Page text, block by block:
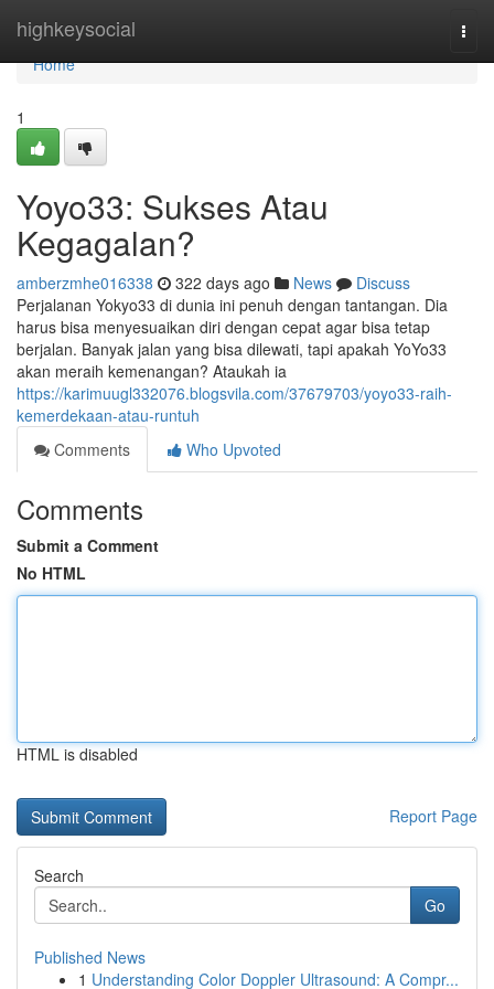
highkeysocial
Home
Home
1
Yoyo33: Sukses Atau
Kegagalan?
amberzmhe016338 322 days ago News
Discuss
Perjalanan Yokyo33 di dunia ini penuh dengan tantangan. Dia
harus bisa menyesuaikan diri dengan cepat agar bisa tetap
berjalan. Banyak jalan yang bisa dilewati, tapi apakah YoYo33
akan meraih kemenangan? Ataukah ia
https://karimuugl332076.blogsvila.com/37679703/yoyo33-raih-
kemerdekaan-atau-runtuh
Comments
Who Upvoted
Comments
Submit a Comment
No HTML
HTML is disabled
Report Page
Search
Go
Published News
1 Understanding Color Doppler Ultrasound: A Compr...